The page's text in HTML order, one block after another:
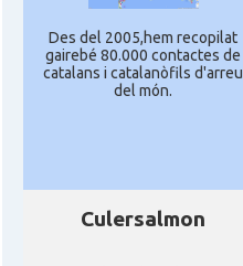
Des del 2005,hem recopilat
gairebé 80.000 contactes de
catalans i catalanòfils d'arreu
del món.
Culersalmon